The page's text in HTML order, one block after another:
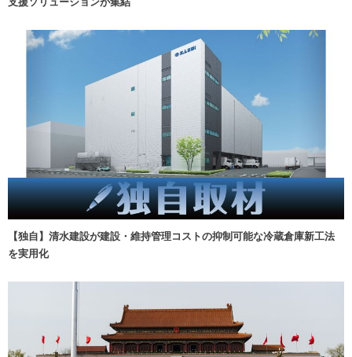
【独自】清水建設が建設・維持管理コストの抑制可能な冷蔵倉庫新工法
を実用化